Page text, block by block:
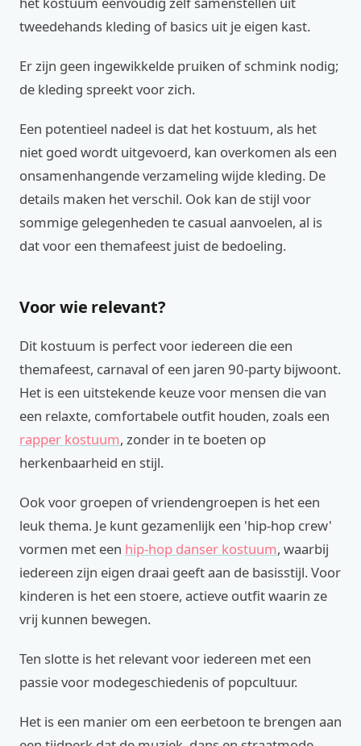
tweedehands kleding of basics uit je eigen kast.
Er zijn geen ingewikkelde pruiken of schmink nodig;
de kleding spreekt voor zich.
Een potentieel nadeel is dat het kostuum, als het
niet goed wordt uitgevoerd, kan overkomen als een
onsamenhangende verzameling wijde kleding. De
details maken het verschil. Ook kan de stijl voor
sommige gelegenheden te casual aanvoelen, al is
dat voor een themafeest juist de bedoeling.
Voor wie relevant?
Dit kostuum is perfect voor iedereen die een
themafeest, carnaval of een jaren 90-party bijwoont.
Het is een uitstekende keuze voor mensen die van
een relaxte, comfortabele outfit houden, zoals een
rapper kostuum, zonder in te boeten op
herkenbaarheid en stijl.
Ook voor groepen of vriendengroepen is het een
leuk thema. Je kunt gezamenlijk een 'hip-hop crew'
vormen met een hip-hop danser kostuum, waarbij
iedereen zijn eigen draai geeft aan de basisstijl. Voor
kinderen is het een stoere, actieve outfit waarin ze
vrij kunnen bewegen.
Ten slotte is het relevant voor iedereen met een
passie voor modegeschiedenis of popcultuur.
Het is een manier om een eerbetoon te brengen aan